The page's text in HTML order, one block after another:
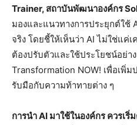
Trainer, สถาบันพัฒนาองค์กร
มองและแนวทางการประยุกต์ใช้
จริง โดยชี้ให้เห็นว่า AI ไม่ใช่แค่
ต้องปรับตัวและใช้ประโยชน์อย่าง
Transformation NOW! เพื่อเพิ่
รับมือกับความท้าทายต่าง ๆ
การนำAI มาใช้ในองค์กร ควรเริ่